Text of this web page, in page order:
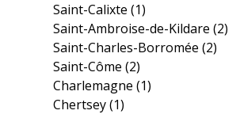
Saint-Calixte(1)
Saint-Ambroise-de-Kildare(2)
Saint-Charles-Borromée(2)
Saint-Côme(2)
Charlemagne(1)
Chertsey(1)